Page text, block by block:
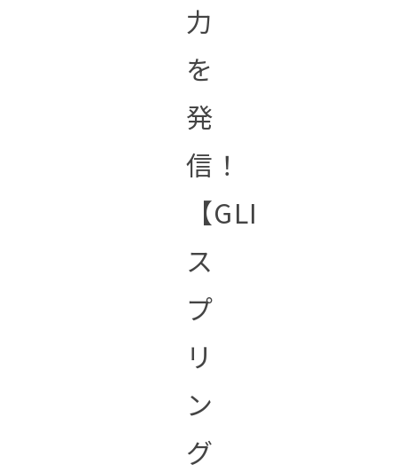
力
を
発
信！
【GLI
ス
プ
リ
ン
グ